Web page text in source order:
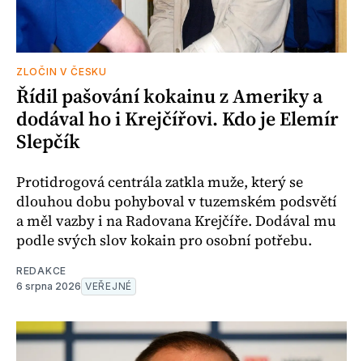
ZLOČIN V ČESKU
Řídil pašování kokainu z Ameriky a
dodával ho i Krejčířovi. Kdo je Elemír
Slepčík
Protidrogová centrála zatkla muže, který se
dlouhou dobu pohyboval v tuzemském podsvětí
a měl vazby i na Radovana Krejčíře. Dodával mu
podle svých slov kokain pro osobní potřebu.
REDAKCE
6 srpna 2026 VEŘEJNÉ